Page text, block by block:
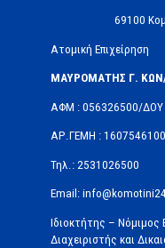
69100
Ατομική Επιχείρηση
ΜΑΥΡΟΜΑΤΗΣ Γ.
ΑΦΜ : 056326500/ΔOΥ
ΑΡ.ΓΕΜΗ :
Τηλ.: 2531026500
Email:
Ιδιοκτήτης –
Διαχειριστής και